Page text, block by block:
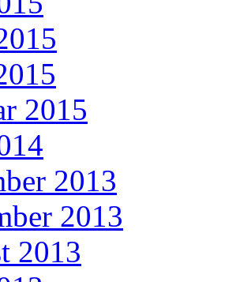
2015
2013
2013
2013